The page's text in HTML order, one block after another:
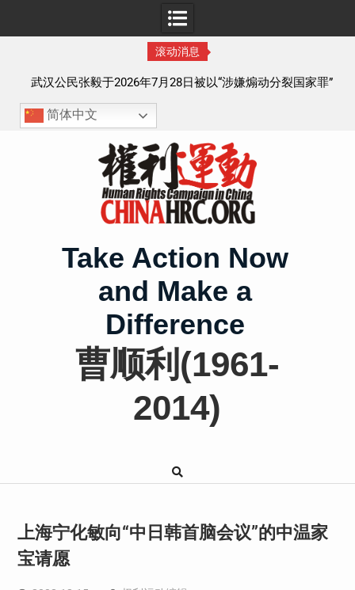
滚动消息
武汉公民张毅于2026年7月28日被以“涉嫌煽动分裂国家罪”
执行逮捕 目前羁押在拉萨市看守所
简体中文
Take Action Now
and Make a
Difference
曹顺利(1961-
2014)
上海宁化敏向“中日韩首脑会议”的中温家
宝请愿